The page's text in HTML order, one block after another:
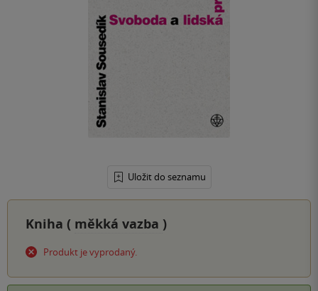
Uložit do seznamu
Kniha ( měkká vazba )
Produkt je vyprodaný.